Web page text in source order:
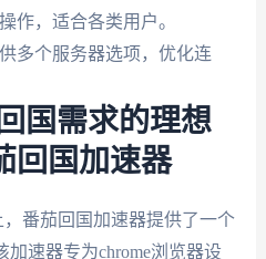
作，适合各类用户。
多个服务器选项，优化连
国需求的理想
回国加速器
，番茄回国加速器提供了一个
速器专为chrome浏览器设